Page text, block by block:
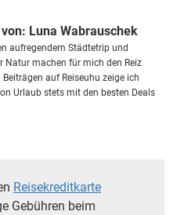
Luna Wabrauschek
aufregendem Städtetrip und
Natur machen für mich den Reiz
auf Reiseuhu zeige ich
Urlaub stets mit den besten Deals
Reisekreditkarte
Gebühren beim